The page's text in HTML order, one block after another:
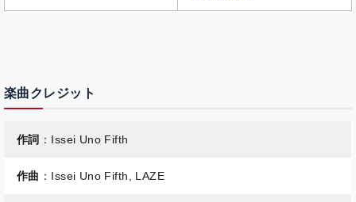
楽曲クレジット
作詞 ：Issei Uno Fifth
作曲 ：Issei Uno Fifth, LAZE